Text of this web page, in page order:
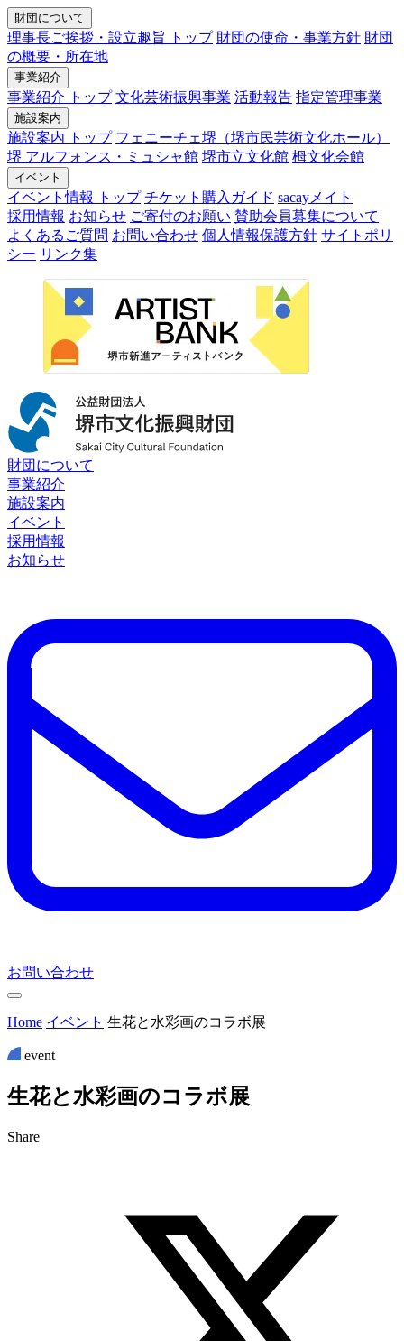
財団について
理事長ご挨拶・設立趣旨 トップ 財団の使命・事業方針 財団
の概要・所在地
事業紹介
事業紹介 トップ 文化芸術振興事業 活動報告 指定管理事業
施設案内
施設案内 トップ フェニーチェ堺（堺市民芸術文化ホール）
堺 アルフォンス・ミュシャ館 堺市立文化館 栂文化会館
イベント
イベント情報 トップ チケット購入ガイド sacayメイト
採用情報 お知らせ ご寄付のお願い 賛助会員募集について
よくあるご質問 お問い合わせ 個人情報保護方針 サイトポリ
シー リンク集
財団について
事業紹介
施設案内
イベント
採用情報
お知らせ
お問い合わせ
Home イベント 生花と水彩画のコラボ展
event
生花と水彩画のコ ラボ展
Share